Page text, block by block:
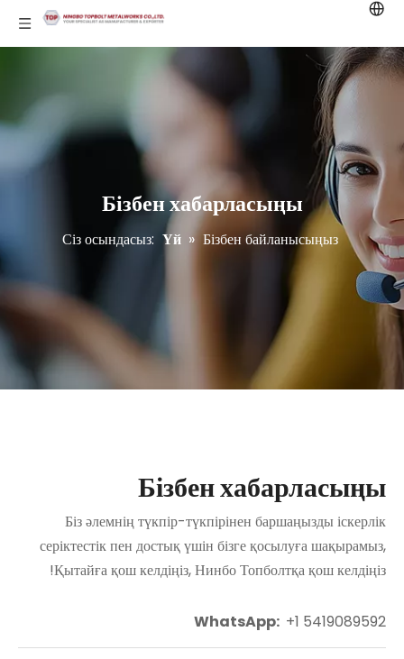
Бізбен хабарласыңы
Сіз осындасыз: Үй » Бізбен байланысыңыз
Бізбен хабарласыңы
Біз әлемнің түкпір-түкпірінен баршаңызды іскерлік
серіктестік пен достық үшін бізге қосылуға шақырамыз,
Қытайға қош келдіңіз, Нинбо Топболтқа қош келдіңіз!
WhatsApp: +1 5419089592